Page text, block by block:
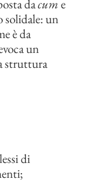
dacume
un
è da
un
struttura
di